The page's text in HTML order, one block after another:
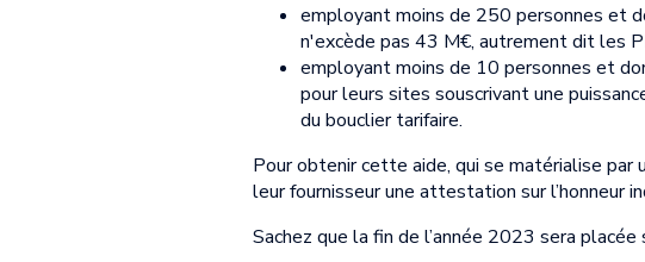
employant moins de 250 personnes et
n'excède pas 43 M€, autrement dit les
employant moins de 10 personnes et
pour leurs sites souscrivant une
du bouclier tarifaire.
Pour obtenir cette aide, qui se matérialise par
leur fournisseur une attestation sur l’honneur
Sachez que la fin de l’année 2023 sera